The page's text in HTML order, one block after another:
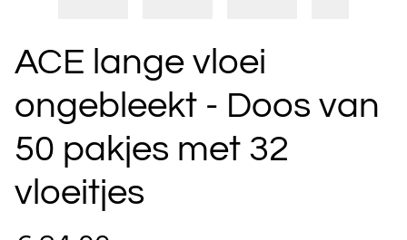
ACE lange vloei
ongebleekt - Doos van
50 pakjes met 32
vloeitjes